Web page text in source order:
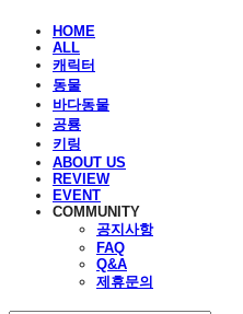
HOME
ALL
캐릭터
동물
바다동물
공룡
키링
ABOUT US
REVIEW
EVENT
COMMUNITY
공지사항
FAQ
Q&A
제휴문의